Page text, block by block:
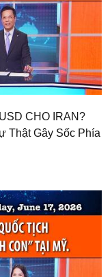
CHO IRAN?
Thật Gây Sốc Phía